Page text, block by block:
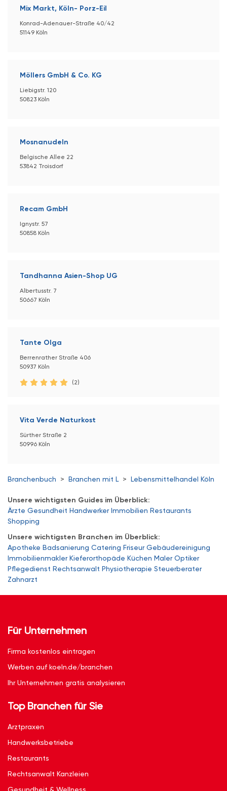
Mix Markt, Köln- Porz-Eil
Konrad-Adenauer-Straße 40/42
51149 Köln
Möllers GmbH & Co. KG
Liebigstr. 120
50823 Köln
Mosnanudeln
Belgische Allee 22
53842 Troisdorf
Recam GmbH
Ignystr. 57
50858 Köln
Tandhanna Asien-Shop UG
Albertusstr. 7
50667 Köln
Tante Olga
Berrenrather Straße 406
50937 Köln
(2)
Vita Verde Naturkost
Sürther Straße 2
50996 Köln
Branchenbuch > Branchen mit L > Lebensmittelhandel Köln
Unsere wichtigsten Guides im Überblick:
Ärzte Gesundheit Handwerker Immobilien Restaurants
Shopping
Unsere wichtigsten Branchen im Überblick:
Apotheke Badsanierung Catering Friseur Gebäudereinigung
Immobilienmakler Kieferorthopäde Küchen Maler Optiker
Pflegedienst Rechtsanwalt Physiotherapie Steuerberater
Zahnarzt
Für Unternehmen
Firma kostenlos eintragen
Werben auf koeln.de/branchen
Ihr Unternehmen gratis analysieren
Top Branchen für Sie
Arztpraxen
Handwerksbetriebe
Restaurants
Rechtsanwalt Kanzleien